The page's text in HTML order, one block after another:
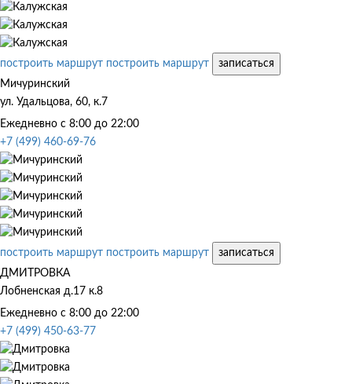
построить маршрут построить маршрут
записаться
Мичуринский
ул. Удальцова, 60, к.7
Ежедневно с 8:00 до 22:00
+7 (499) 460-69-76
построить маршрут построить маршрут
записаться
ДМИТРОВКА
Лобненская д.17 к.8
Ежедневно с 8:00 до 22:00
+7 (499) 450-63-77